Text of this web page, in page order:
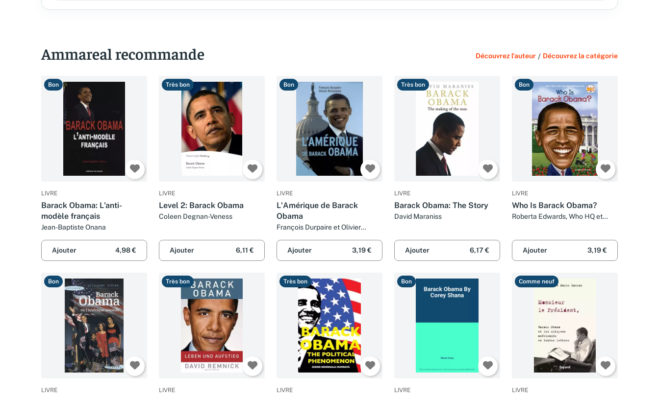
Ammareal recommande Découvrez l'auteur / Découvrez la catégorie
Bon
LIVRE
Barack Obama: L'anti-
modèle français
Jean-Baptiste Onana
Ajouter 4,98 €
Très bon
LIVRE
Level 2: Barack Obama
Coleen Degnan-Veness
Ajouter 6,11 €
Bon
LIVRE
L'Amérique de Barack
Obama
François Durpaire et Olivier
Ajouter
3,19 €
Très bon
LIVRE
Barack Obama: The Story
David Maraniss
Ajouter 6,17 €
Bon
LIVRE
Who Is Barack Obama?
Roberta Edwards, Who HQ et
Ajouter 3,19 €
Bon
LIVRE
Très bon
LIVRE
Très bon
LIVRE
Bon
LIVRE
Comme neuf
LIVRE